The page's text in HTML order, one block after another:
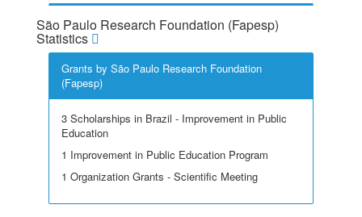
São Paulo Research Foundation (Fapesp)
Statistics
Grants by São Paulo Research Foundation
(Fapesp)
3 Scholarships in Brazil - Improvement in Public
Education
1 Improvement in Public Education Program
1 Organization Grants - Scientific Meeting